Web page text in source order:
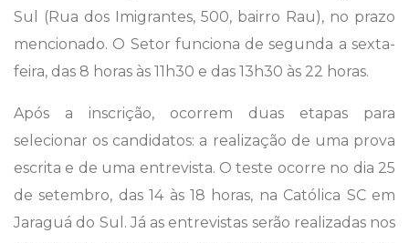
Sul (Rua dos Imigrantes, 500, bairro Rau), no prazo
mencionado. O Setor funciona de segunda a sexta-
feira, das 8 horas às 11h30 e das 13h30 às 22 horas.
Após a inscrição, ocorrem duas etapas para
selecionar os candidatos: a realização de uma prova
escrita e de uma entrevista. O teste ocorre no dia 25
de setembro, das 14 às 18 horas, na Católica SC em
Jaraguá do Sul. Já as entrevistas serão realizadas nos